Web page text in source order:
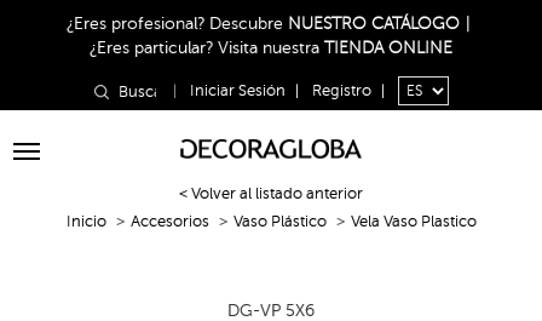
¿Eres profesional? Descubre NUESTRO CATÁLOGO
¿Eres particular? Visita nuestra TIENDA ONLINE
Iniciar Sesión Registro
Toggle
< Volver al listado anterior
Inicio
Accesorios Vaso Plástico Vela Vaso Plastico
DG-VP 5X6